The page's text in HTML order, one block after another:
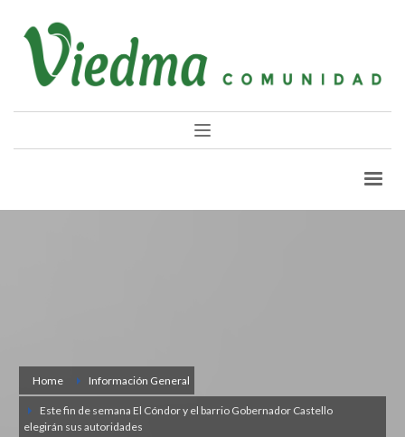
Home Información General
Este fin de semana El Cóndor y el barrio Gobernador Castello
elegirán sus autoridades